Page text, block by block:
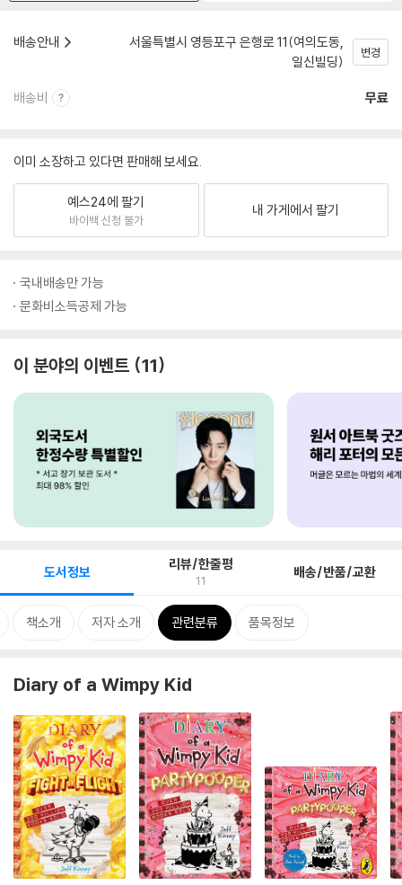
배송안내
서울특별시 영등포구 은행로 11(여의도동,
일신빌딩)
변경
배송비 무료
이미 소장하고 있다면 판매해 보세요.
예스24에 팔기
바이백 신청 불가
내 가게에서 팔기
국내배송만 가능
문화비소득공제 가능
이 분야의 이벤트 11
도서정보 리뷰/한줄평
11 배송/반품/교환
책소개 저자 소개 관련분류 품목정보
Diary of a Wimpy Kid